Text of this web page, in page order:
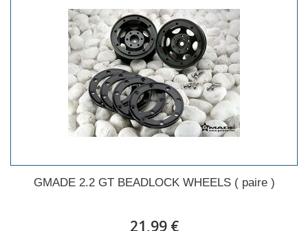
GMADE 2.2 GT BEADLOCK WHEELS ( paire )
21,99 €